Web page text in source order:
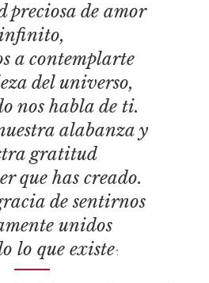
preciosa de amor
a contemplarte
del universo,
nos habla de ti.
alabanza y
gratitud
que has creado.
de sentirnos
unidos
lo que existe”.